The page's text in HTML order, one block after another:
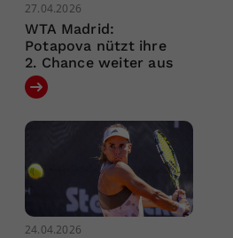
27.04.2026
WTA Madrid:
Potapova nützt ihre
2. Chance weiter aus
24.04.2026